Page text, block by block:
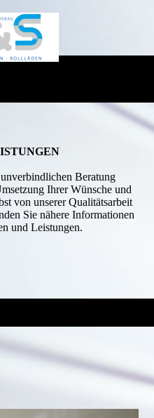
Beratung
Ihrer Wünsche und
von unserer Qualitätsarbeit
Sie nähere Informationen
und Leistungen.